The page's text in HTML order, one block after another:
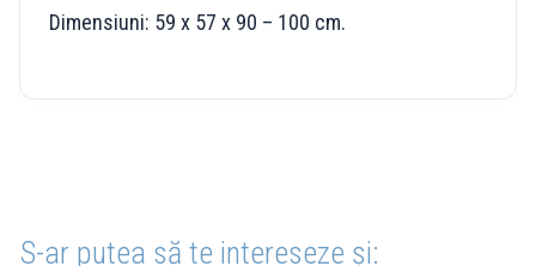
Dimensiuni: 59 x 57 x 90 – 100 cm.
S-ar putea să te intereseze și: